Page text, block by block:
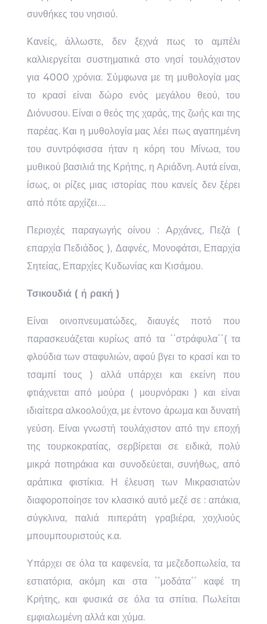
συνθήκες του νησιού.
Κανείς, άλλωστε, δεν ξεχνά πως το αμπέλι
καλλιεργείται συστηματικά στο νησί τουλάχιστον
για 4000 χρόνια. Σύμφωνα με τη μυθολογία μας
το κρασί είναι δώρο ενός μεγάλου θεού, του
Διόνυσου. Είναι ο θεός της χαράς, της ζωής και της
παρέας. Και η μυθολογία μας λέει πως αγαπημένη
του συντρόφισσα ήταν η κόρη του Μίνωα, του
μυθικού βασιλιά της Κρήτης, η Αριάδνη. Αυτά είναι,
ίσως, οι ρίζες μιας ιστορίας που κανείς δεν ξέρει
από πότε αρχίζει….
Περιοχές παραγωγής οίνου : Aρχάνες, Πεζά (
επαρχία Πεδιάδος ), Δαφνές, Μονοφάτσι, Επαρχία
Σητείας, Επαρχίες Κυδωνίας και Κισάμου.
Τσικουδιά ( ή ρακή )
Είναι οινοπνευματώδες, διαυγές ποτό που
παρασκευάζεται κυρίως από τα ΄΄στράφυλα΄΄( τα
φλούδια των σταφυλιών, αφού βγει το κρασί και το
τσαμπί τους ) αλλά υπάρχει και εκείνη που
φτιάχνεται από μούρα ( μουρνόρακι ) και είναι
ιδιαίτερα αλκοολούχα, με έντονο άρωμα και δυνατή
γεύση. Είναι γνωστή τουλάχιστον από την εποχή
της τουρκοκρατίας, σερβίρεται σε ειδικά, πολύ
μικρά ποτηράκια και συνοδεύεται, συνήθως, από
αράπικα φιστίκια. Η έλευση των Μικρασιατών
διαφοροποίησε τον κλασικό αυτό μεζέ σε : απάκια,
σύγκλινα, παλιά πιπεράτη γραβιέρα, χοχλιούς
μπουμπουριστούς κ.α.
Υπάρχει σε όλα τα καφενεία, τα μεζεδοπωλεία, τα
εστιατόρια, ακόμη και στα ΄΄μοδάτα΄΄ καφέ τη
Κρήτης, και φυσικά σε όλα τα σπίτια. Πωλείται
εμφιαλωμένη αλλά και χύμα.